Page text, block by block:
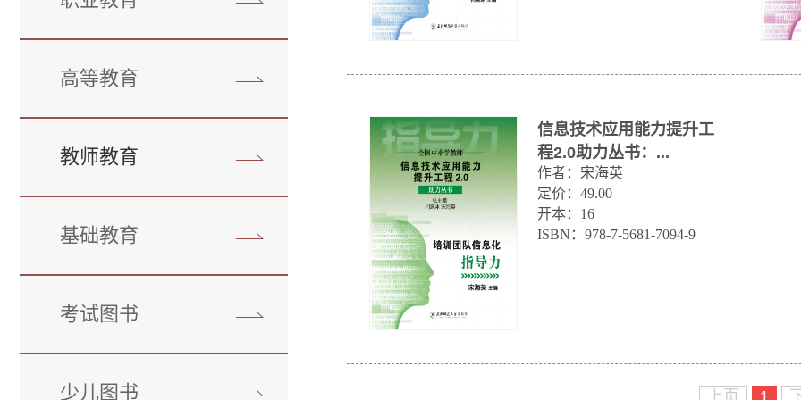
高等教育
教师教育
基础教育
考试图书
少儿图书
信息技术应用能力提升工
程2.0助力丛书：...
作者：宋海英
定价：49.00
开本：16
ISBN：978-7-5681-7094-9
上页 1